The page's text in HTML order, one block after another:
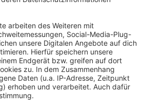
byUsercentrics Consent
Platform
Sehkraft seiner Zwillinge stellt
TV+
Frau ein Versprechen - er bietet